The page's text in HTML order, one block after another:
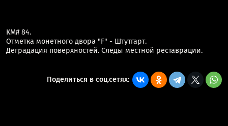
KM# 84.
Отметка монетного двора "F" - Штутгарт.
Деградация поверхностей. Следы местной реставрации.
Поделиться в соц.сетях: